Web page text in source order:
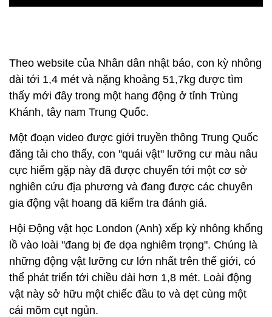
Theo website của Nhân dân nhật báo, con kỳ nhông
dài tới 1,4 mét và nặng khoảng 51,7kg được tìm
thấy mới đây trong một hang động ở tỉnh Trùng
Khánh, tây nam Trung Quốc.
Một đoạn video được giới truyền thông Trung Quốc
đăng tải cho thấy, con "quái vật" lưỡng cư màu nâu
cực hiếm gặp này đã được chuyển tới một cơ sở
nghiên cứu địa phương và đang được các chuyên
gia động vật hoang dã kiểm tra đánh giá.
Hội Động vật học London (Anh) xếp kỳ nhông khổng
lồ vào loài "đang bị đe dọa nghiêm trọng". Chúng là
những động vật lưỡng cư lớn nhất trên thế giới, có
thể phát triển tới chiều dài hơn 1,8 mét. Loài động
vật này sở hữu một chiếc đầu to và dẹt cùng một
cái mõm cụt ngủn.